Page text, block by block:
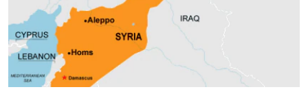
ДЕПОРТАЦІЯ
ВІДЕОУРОКИ «ELIFBE»
СВІДЧЕННЯ ОКУПАЦІЇ
УКРАЇНСЬКА ПРОБЛЕМА КРИМУ
ЯК ОБІЙТИ БЛОКУВАННЯ
Русский
Qırımtatar